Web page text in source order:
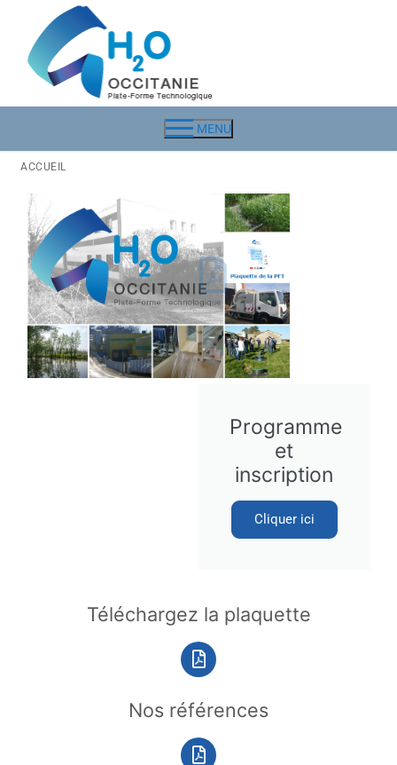
MENU
ACCUEIL
Programme
et
inscription
Cliquer ici
Téléchargez la plaquette
Nos références